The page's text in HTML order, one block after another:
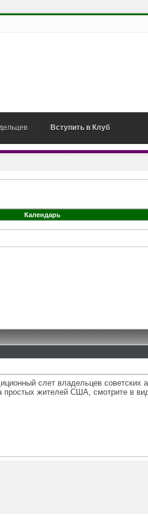
Вступить в Клуб
Календарь
слет владельцев советских
жителей США, смотрите в